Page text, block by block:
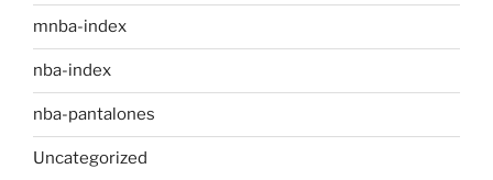
mnba-index
nba-index
nba-pantalones
Uncategorized